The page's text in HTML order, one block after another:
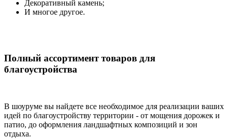
Декоративный камень;
И многое другое.
Полный ассортимент товаров для
благоустройства
В шоуруме вы найдете все необходимое для реализации ваших
идей по благоустройству территории - от мощения дорожек и
патио, до оформления ландшафтных композиций и зон
отдыха.